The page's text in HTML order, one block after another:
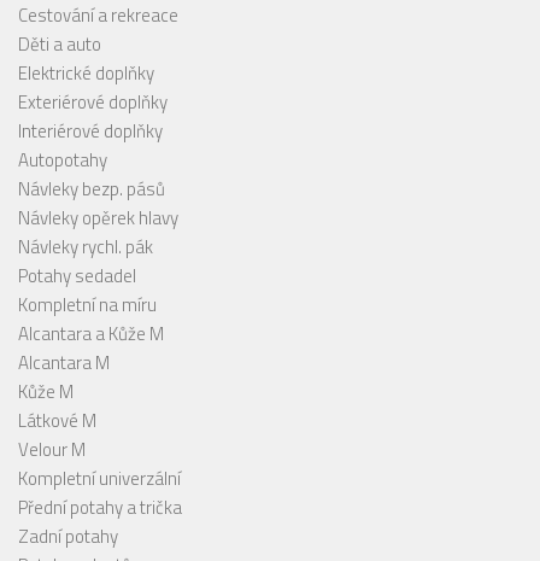
Cestování a rekreace
Děti a auto
Elektrické doplňky
Exteriérové doplňky
Interiérové doplňky
Autopotahy
Návleky bezp. pásů
Návleky opěrek hlavy
Návleky rychl. pák
Potahy sedadel
Kompletní na míru
Alcantara a Kůže M
Alcantara M
Kůže M
Látkové M
Velour M
Kompletní univerzální
Přední potahy a trička
Zadní potahy